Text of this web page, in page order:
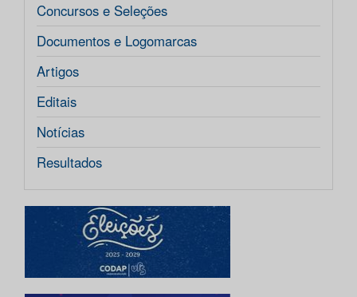
Concursos e Seleções
Documentos e Logomarcas
Artigos
Editais
Notícias
Resultados